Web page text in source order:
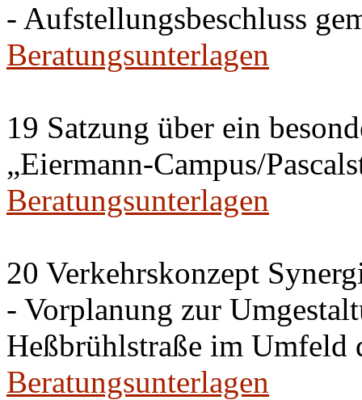
- Aufstellungsbeschluss
Beratungsunterlagen
19 Satzung über ein
„Eiermann-Campus/
Beratungsunterlagen
20 Verkehrskonzept
- Vorplanung zur
Heßbrühlstraße im Umfeld
Beratungsunterlagen